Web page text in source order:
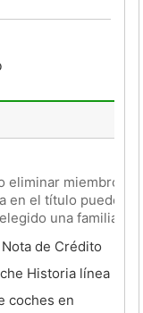
miembros
en el título puede
una familia
de Crédito
Historia línea
coches en